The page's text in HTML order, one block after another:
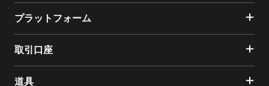
プラットフォーム
取引口座
道具